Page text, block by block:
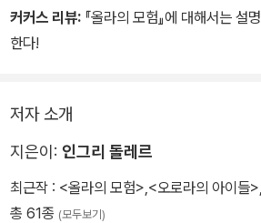
커커스 리뷰: 『올라의 모험』에 대해서는
한다!
저자 소개
지은이: 인그리 돌레르
최근작 : <올라의 모험>,<오로라의 아이들>,
총 61종 (모두보기)